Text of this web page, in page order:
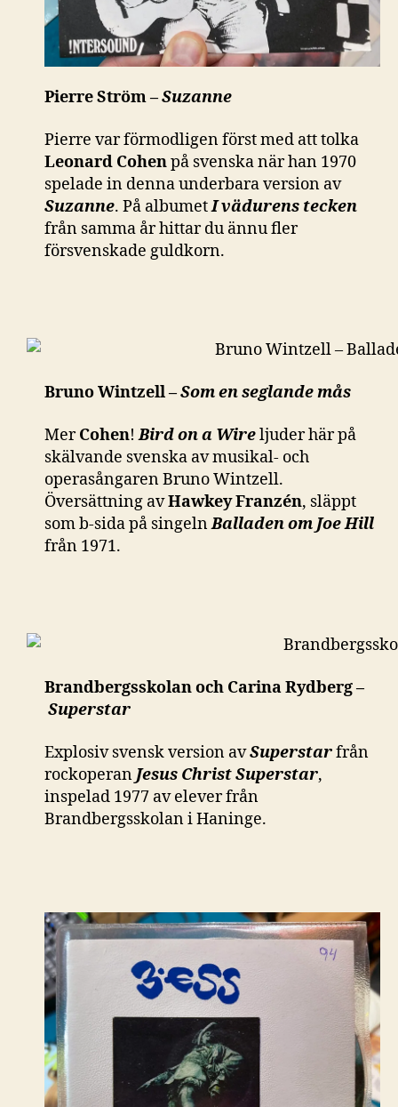
Pierre Ström –Suzanne
Pierre var förmodligen först med att tolka
Leonard Cohenpå svenska när han 1970
spelade in denna underbara version av
Suzanne. På albumetI vädurens tecken
från samma år hittar du ännu fler
försvenskade guldkorn.
Bruno Wintzell –Som en seglande mås
MerCohen!Bird on a Wireljuder här på
skälvande svenska av musikal- och
operasångaren Bruno Wintzell.
Översättning avHawkey Franzén, släppt
som b-sida på singelnBalladen om Joe Hill
från 1971.
Brandbergsskolan och Carina Rydberg –
Superstar
Explosiv svensk version avSuperstarfrån
rockoperan Jesus Christ Superstar,
inspelad 1977 av elever från
Brandbergsskolan i Haninge.